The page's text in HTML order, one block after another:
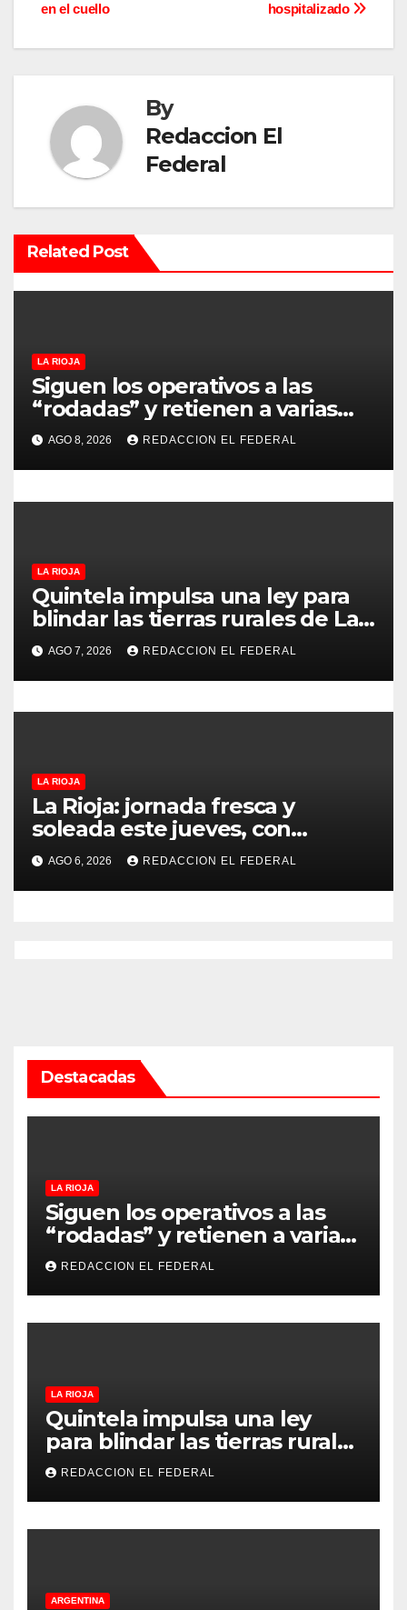
v
e
a
c
i
ó
n
e
e
n
t
r
d
a
s
hospitalizado
en el cuello
By
Redaccion El
Federal
Related Post
LA RIOJA
Siguen los operativos a las
“rodadas” y retienen a varias
motocicletas
AGO 8, 2026 REDACCION EL FEDERAL
LA RIOJA
Quintela impulsa una ley para
blindar las tierras rurales de La
Rioja: cuáles son los principales
puntos
AGO 7, 2026 REDACCION EL FEDERAL
LA RIOJA
La Rioja: jornada fresca y
soleada este jueves, con
temperaturas estables para el
viernes
AGO 6, 2026 REDACCION EL FEDERAL
Destacadas
LA RIOJA
Siguen los operativos a las
“rodadas” y retienen a varias
motocicletas
REDACCION EL FEDERAL
LA RIOJA
Quintela impulsa una ley
para blindar las tierras rurales
de La Rioja: cuáles son los
principales puntos
REDACCION EL FEDERAL
ARGENTINA